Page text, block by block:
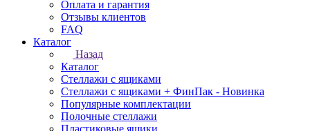
Оплата и гарантия
Отзывы клиентов
FAQ
Каталог
Назад
Каталог
Стеллажи с ящиками
Стеллажи с ящиками + ФинПак - Новинка
Популярные комплектации
Полочные стеллажи
Пластиковые ящики